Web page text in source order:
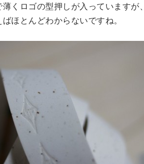
くロゴの型押しが入っていますが、
ほとんどわからないですね。